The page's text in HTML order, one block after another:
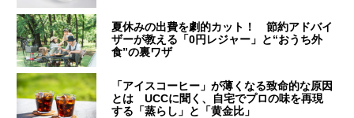
夏休みの出費を劇的カット！ 節約アドバイ
ザーが教える「0円レジャー」と“おうち外
食”の裏ワザ
「アイスコーヒー」が薄くなる致命的な原因
とは UCCに聞く、自宅でプロの味を再現
する「蒸らし」と「黄金比」